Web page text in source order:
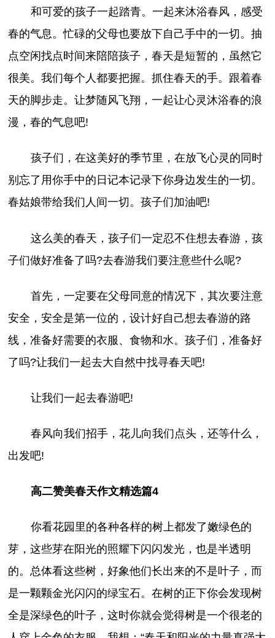
和可爱的孩子一起踏青。一起来沐浴春风，感受
春的气息。忙碌的父母也要放下自己手中的一切。抽
点空闲找点时间来陪陪孩子，春天是短暂的，虽然它
很美。我们每个人都要把握。抓住春天的手。跟着春
天的脚步走。让梦随风飞翔，一起让心灵沐浴春的浪
漫，春的气息吧!
孩子们，在这美好的季节里，在放飞心灵的同时
别忘了用你手中的日记本记录下你身边发生的一切。
春姑娘带给我们人间一切。孩子们加油吧!
这么美的春天，孩子们一定忍不住想去春游，孩
子们做好准备了吗?去春游我们要注意些什么呢?
首先，一定要在父母同意的情况下，其次要注意
安全，安全是第一位的，设计好自己想去春游的路
线，准备好需要的衣服、食物和水。孩子们，准备好
了吗?让我们一起去大自然中找寻春天吧!
让我们一起去春游吧!
春风向我们招手，花儿向我们点头，还等什么，
出发吧!
高二赞美春天作文精选篇4
你看花园里的各种各样的树上都发了嫩绿色的
芽，这些芽在阳光的照耀下闪闪发光，也是半透明
的。总体看这些树，好象他们长出来的不是叶子，而
是一颗颗金光闪闪的绿宝石。在树的正下你会发现树
全是深绿色的叶子，这时你就会觉得树是一个很老的